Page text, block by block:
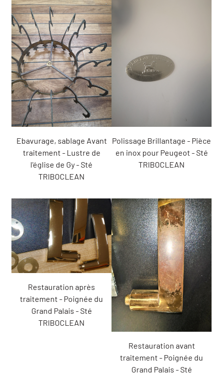
Ebavurage, sablage Avant
traitement - Lustre de
l'église de Gy - Sté
TRIBOCLEAN
Polissage Brillantage - Pièce
en inox pour Peugeot - Sté
TRIBOCLEAN
Restauration après
traitement - Poignée du
Grand Palais - Sté
TRIBOCLEAN
Restauration avant
traitement - Poignée du
Grand Palais - Sté